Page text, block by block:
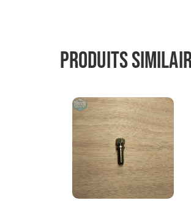
Produits